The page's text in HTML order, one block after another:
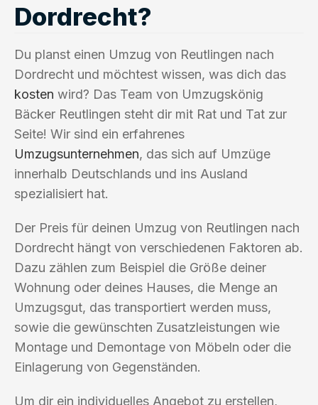
Dordrecht?
Du planst einen Umzug von Reutlingen nach
Dordrecht und möchtest wissen, was dich das
kosten wird? Das Team von Umzugskönig
Bäcker Reutlingen steht dir mit Rat und Tat zur
Seite! Wir sind ein erfahrenes
Umzugsunternehmen, das sich auf Umzüge
innerhalb Deutschlands und ins Ausland
spezialisiert hat.
Der Preis für deinen Umzug von Reutlingen nach
Dordrecht hängt von verschiedenen Faktoren ab.
Dazu zählen zum Beispiel die Größe deiner
Wohnung oder deines Hauses, die Menge an
Umzugsgut, das transportiert werden muss,
sowie die gewünschten Zusatzleistungen wie
Montage und Demontage von Möbeln oder die
Einlagerung von Gegenständen.
Um dir ein individuelles Angebot zu erstellen,